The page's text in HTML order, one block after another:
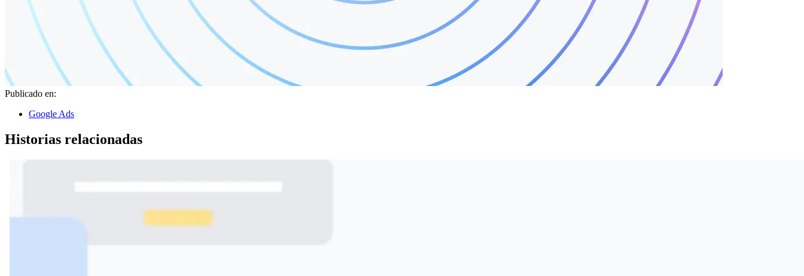
Publicado en:
Google Ads
Historias relacionadas